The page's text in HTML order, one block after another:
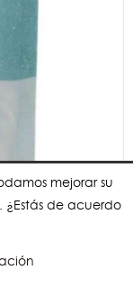
mejorar su
de acuerdo